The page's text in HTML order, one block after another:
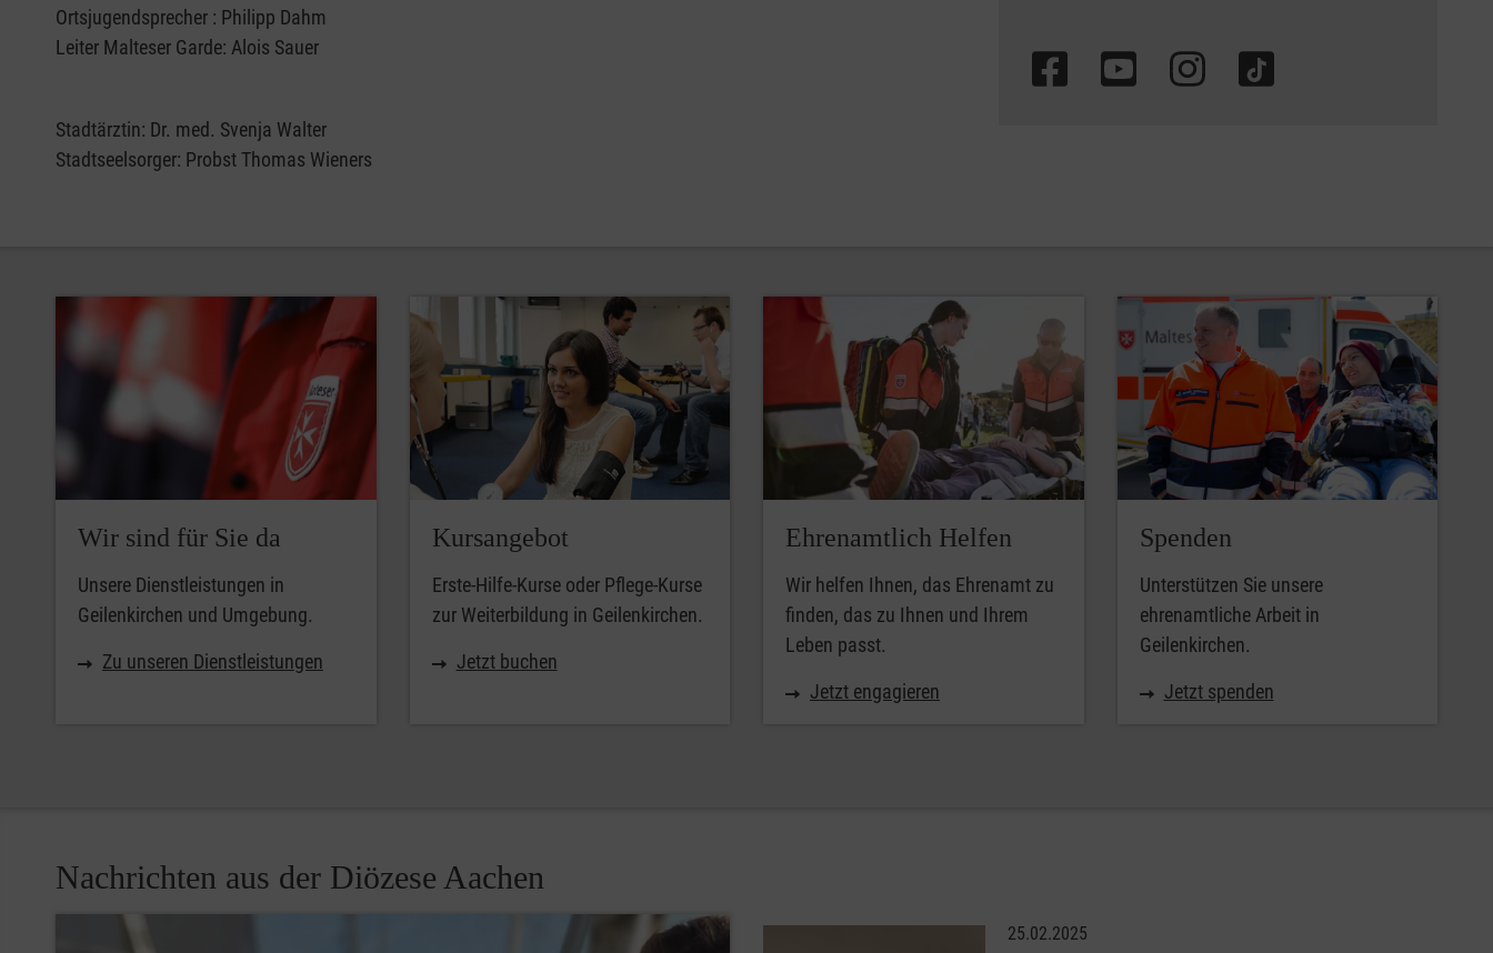
Ortsjugendsprecher : Philipp Dahm
Leiter Malteser Garde: Alois Sauer
Stadtärztin: Dr. med. Svenja Walter
Stadtseelsorger: Probst Thomas Wieners
Wir sind für Sie da
Unsere Dienstleistungen in
Geilenkirchen und Umgebung.
Zu unseren Dienstleistungen
Kursangebot
Erste-Hilfe-Kurse oder Pflege-Kurse
zur Weiterbildung in Geilenkirchen.
Jetzt buchen
Ehrenamtlich Helfen
Wir helfen Ihnen, das Ehrenamt zu
finden, das zu Ihnen und Ihrem
Leben passt.
Jetzt engagieren
Spenden
Unterstützen Sie unsere
ehrenamtliche Arbeit in
Geilenkirchen.
Jetzt spenden
Nachrichten aus der Diözese Aachen
25.02.2025